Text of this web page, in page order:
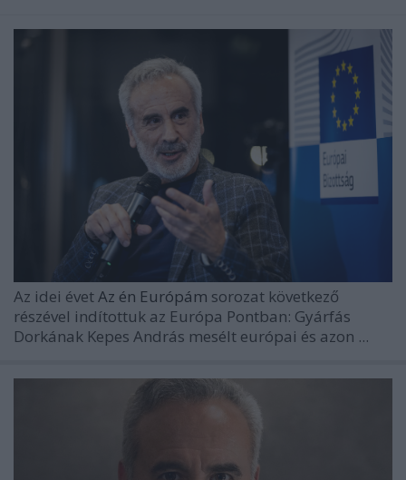
Az idei évetAz én Európám sorozat következő
részével indítottuk az Európa Pontban: Gyárfás
Dorkának Kepes András mesélt európai és azon ...